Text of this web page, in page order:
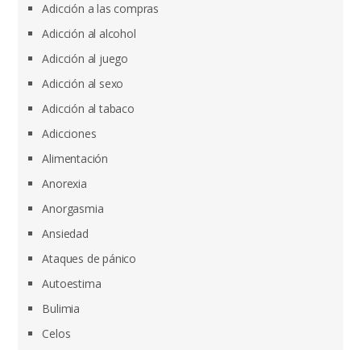
Adicción a las compras
Adicción al alcohol
Adicción al juego
Adicción al sexo
Adicción al tabaco
Adicciones
Alimentación
Anorexia
Anorgasmia
Ansiedad
Ataques de pánico
Autoestima
Bulimia
Celos